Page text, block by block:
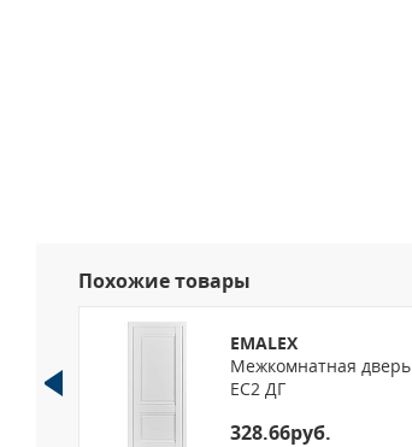
Похожие товары
EMALEX
Межкомнатная дверь
EC2 ДГ
328.66руб.